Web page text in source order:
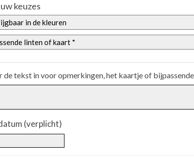
keuzes
de tekst in voor opmerkingen, het kaartje of
(verplicht)